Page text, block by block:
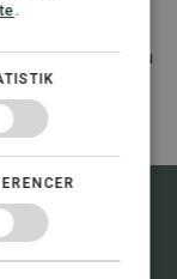
af 120-
på, at du
Er du
telefon
kontakt
.